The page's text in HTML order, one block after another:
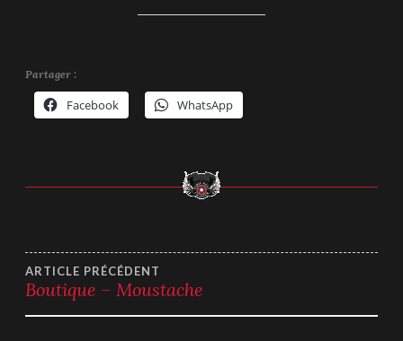
Partager :
Facebook WhatsApp
Navigation
de
ARTICLE PRÉCÉDENT
Boutique – Moustache